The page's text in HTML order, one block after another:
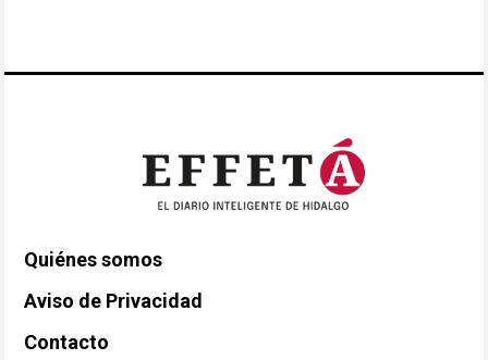
Quiénes somos
Aviso de Privacidad
Contacto